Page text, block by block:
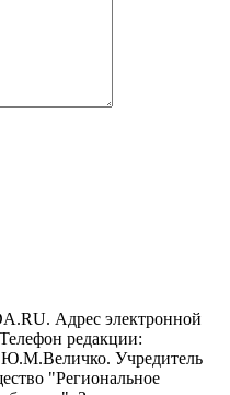
Адрес электронной
редакции:
Ю.М.Величко. Учредитель
"Региональное